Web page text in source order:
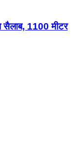
सैलाब, 1100 मीटर